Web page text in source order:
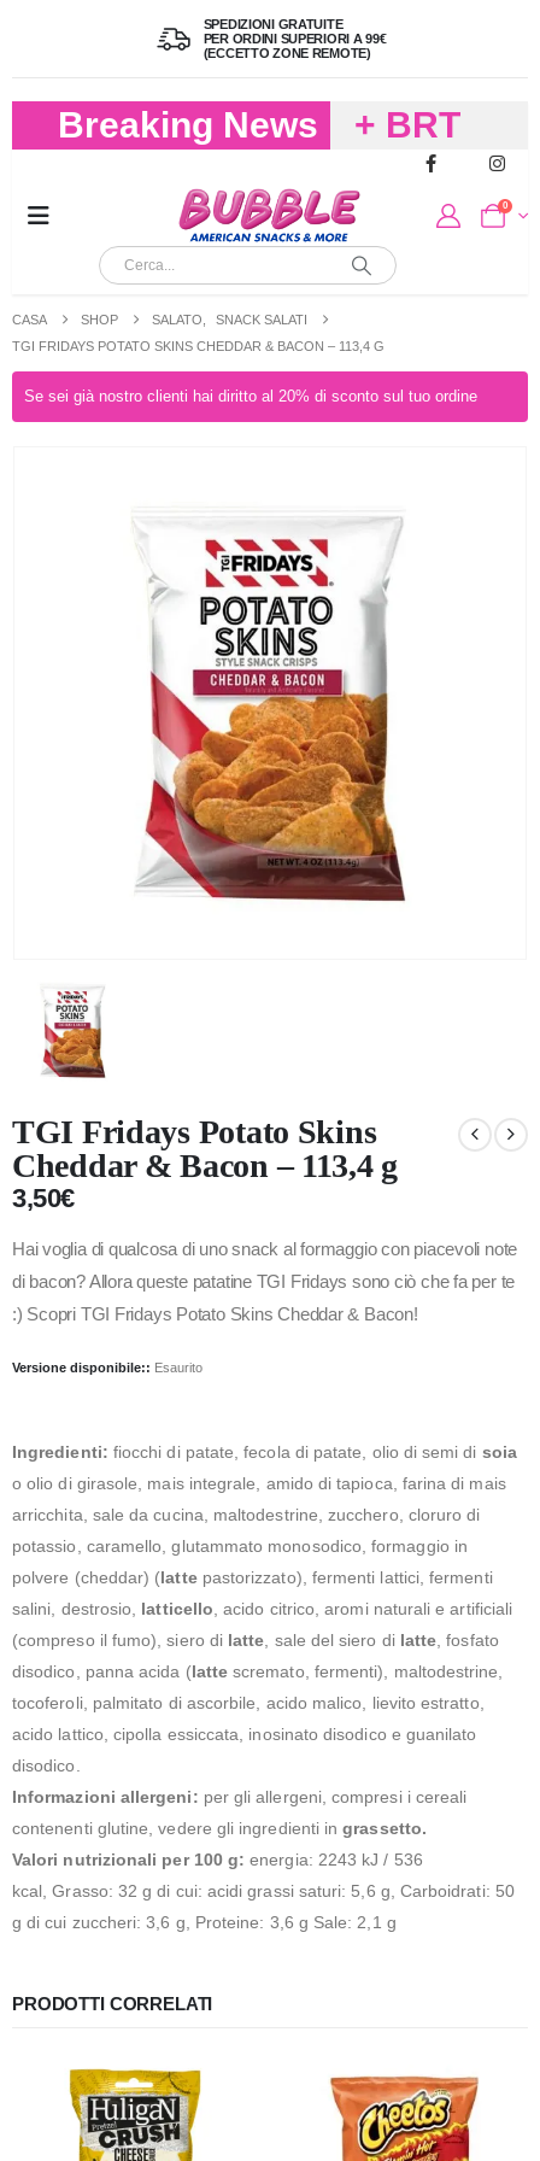
SPEDIZIONI GRATUITE
PER ORDINI SUPERIORI A 99€
(ECCETTO ZONE REMOTE)
Breaking News
+ BRT
FREDDO
PER
E
(FINO A 4,9
KG) –
CONSEGNA
IN 24/48
ORE AD
ECCEZIONE
DI ALCUNE
AREE
0
CASA SHOP SALATO
SNACK SALATI
TGI FRIDAYS POTATO SKINS CHEDDAR & BACON – 113,4 G
Se sei già nostro clienti hai diritto al 20% di sconto sul tuo ordine
TGI Fridays Potato Skins
Cheddar & Bacon – 113,4 g
3,50€
Hai voglia di qualcosa di uno snack al formaggio con piacevoli note
di bacon? Allora queste patatine TGI Fridays sono ciò che fa per te
:) Scopri TGI Fridays Potato Skins Cheddar & Bacon!
Versione disponibile:: Esaurito
Ingredienti: fiocchi di patate, fecola di patate, olio di semi di soia
o olio di girasole, mais integrale, amido di tapioca, farina di mais
arricchita, sale da cucina, maltodestrine, zucchero, cloruro di
potassio, caramello, glutammato monosodico, formaggio in
polvere (cheddar) (lattepastorizzato), fermenti lattici, fermenti
salini, destrosio, latticello , acido citrico, aromi naturali e artificiali
(compreso il fumo), siero di latte , sale del siero di latte , fosfato
disodico, panna acida (lattescremato, fermenti), maltodestrine,
tocoferoli, palmitato di ascorbile, acido malico, lievito estratto,
acido lattico, cipolla essiccata, inosinato disodico e guanilato
disodico.
Informazioni allergeni: per gli allergeni, compresi i cereali
contenenti glutine, vedere gli ingredienti ingrassetto.
Valori nutrizionali per 100 g: energia: 2243 kJ / 536
kcal, Grasso: 32 g di cui: acidi grassi saturi: 5,6 g, Carboidrati: 50
g di cui zuccheri: 3,6 g, Proteine: 3,6 g Sale: 2,1 g
PRODOTTI CORRELATI